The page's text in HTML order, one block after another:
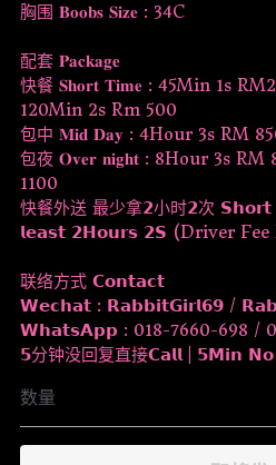
胸围 𝐁𝐨𝐨𝐛𝐬 𝐒𝐢𝐳𝐞 : 34C
配套 𝐏𝐚𝐜𝐤𝐚𝐠𝐞
快餐 𝐒𝐡𝐨𝐫𝐭 𝐓𝐢𝐦𝐞 : 45Min 1s
120Min 2s Rm 500
包中 𝐌𝐢𝐝 𝐃𝐚𝐲 : 4Hour 3s RM
包夜 𝐎𝐯𝐞𝐫 𝐧𝐢𝐠𝐡𝐭 : 8Hour 3s
1100
快餐外送 最少拿𝟮小时𝟮次
𝗹𝗲𝗮𝘀𝘁 𝟮𝗛𝗼𝘂𝗿𝘀 𝟮𝗦 (Driver
联络方式 𝗖𝗼𝗻𝘁𝗮𝗰𝘁
𝗪𝗲𝗰𝗵𝗮𝘁 : 𝗥𝗮𝗯𝗯𝗶𝘁𝗚𝗶𝗿𝗹𝟲𝟵 /
𝗪𝗵𝗮𝘁𝘀𝗔𝗽𝗽 : 018-7660-698 /
𝟱分钟没回复直接𝗖𝗮𝗹𝗹 | 𝟱𝗠𝗶𝗻
数量